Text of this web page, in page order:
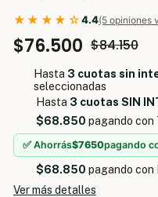
★★★★☆4.4(5 opiniones
$76.500 $84.150
Hasta 3 cuotas sin
seleccionadas
Hasta 3 cuotas SIN
$68.850 pagando con
✅ Ahorrás$7650pagando
$68.850 pagando
Ver más detalles